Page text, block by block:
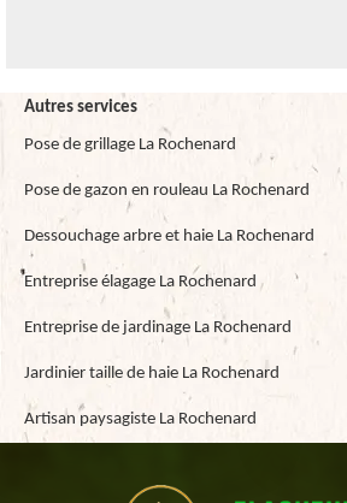
Autres services
Pose de grillage La Rochenard
Pose de gazon en rouleau La Rochenard
Dessouchage arbre et haie La Rochenard
Entreprise élagage La Rochenard
Entreprise de jardinage La Rochenard
Jardinier taille de haie La Rochenard
Artisan paysagiste La Rochenard